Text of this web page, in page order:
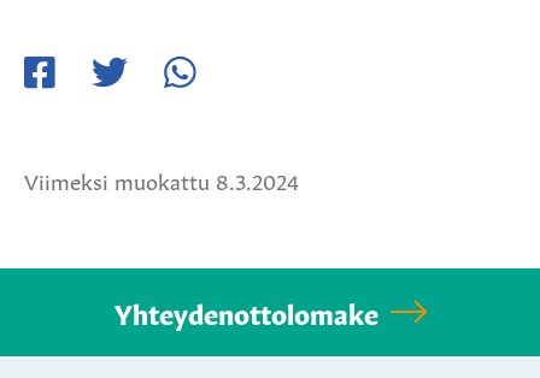
Viimeksi muokattu 8.3.2024
Yhteydenottolomake